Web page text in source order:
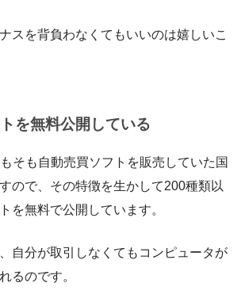
スを背負わなくてもいいのは嬉しいこ
を無料公開している
そも自動売買ソフトを販売していた国
ので、その特徴を生かして200種類以
を無料で公開しています。
自分が取引しなくてもコンピュータが
るのです。